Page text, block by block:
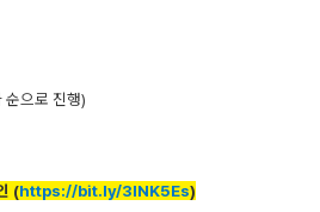
으로 진행)
(https://bit.ly/3lNK5Es)